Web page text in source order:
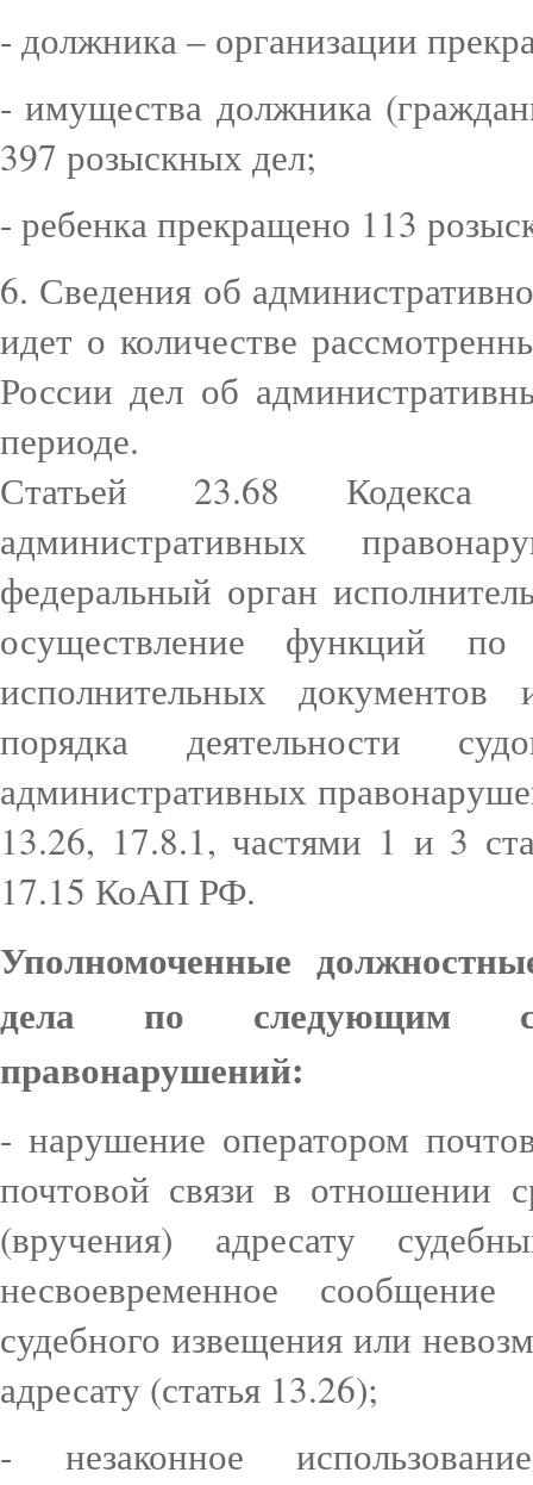
- должника – организации
- имущества должника
397 розыскных дел;
- ребенка прекращено 113
6. Сведения об
идет о количестве
России дел об
периоде.
Статьей 23.68 Кодекса
административных
федеральный орган
осуществление функций по
исполнительных документов
порядка деятельности
административных
13.26, 17.8.1, частями 1 и 3
17.15 КоАП РФ.
Уполномоченные
дела по следующим
правонарушений:
- нарушение оператором
почтовой связи в отношении
(вручения) адресату
несвоевременное
судебного извещения или
адресату (статья 13.26);
- незаконное